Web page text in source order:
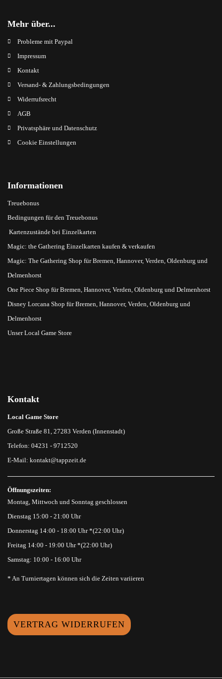
Mehr über...
Probleme mit Paypal
Impressum
Kontakt
Versand- & Zahlungsbedingungen
Widerrufsrecht
AGB
Privatsphäre und Datenschutz
Cookie Einstellungen
Informationen
Treuebonus
Bedingungen für den Treuebonus
Kartenzustände bei Einzelkarten
Magic: the Gathering Einzelkarten kaufen & verkaufen
Magic: The Gathering Shop für Bremen, Hannover, Verden, Oldenburg und
Delmenhorst
One Piece Shop für Bremen, Hannover, Verden, Oldenburg und Delmenhorst
Disney Lorcana Shop für Bremen, Hannover, Verden, Oldenburg und
Delmenhorst
Unser Local Game Store
Kontakt
Local Game Store
Große Straße 81, 27283 Verden (Innenstadt)
Telefon: 04231 - 9712520
E-Mail: kontakt@tappzeit.de
Öffnungszeiten:
Montag, Mittwoch und Sonntag geschlossen
Dienstag 15:00 - 21:00 Uhr
Donnerstag 14:00 - 18:00 Uhr *(22:00 Uhr)
Freitag 14:00 - 19:00 Uhr *(22:00 Uhr)
Samstag: 10:00 - 16:00 Uhr
* An Turniertagen können sich die Zeiten variieren
VERTRAG WIDERRUFEN